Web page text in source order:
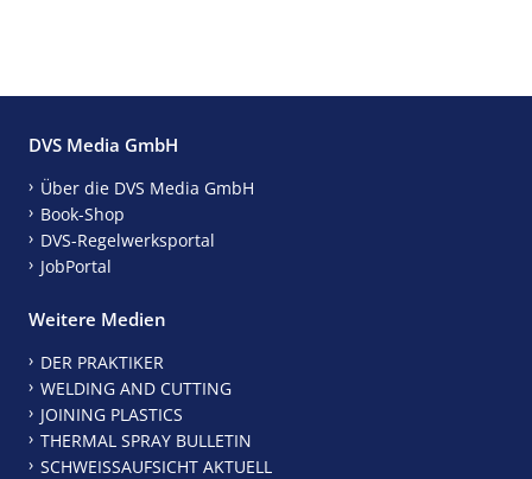
DVS Media GmbH
Über die DVS Media GmbH
Book-Shop
DVS-Regelwerksportal
JobPortal
Weitere Medien
DER PRAKTIKER
WELDING AND CUTTING
JOINING PLASTICS
THERMAL SPRAY BULLETIN
SCHWEISSAUFSICHT AKTUELL